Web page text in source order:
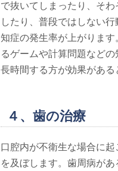
で抜いてしまったり、そ
したり、普段ではしない
知症の発生率が上がりま
るゲームや計算問題など
長時間する方が効果がある
４、歯の治療
口腔内が不衛生な場合に
を及ぼします。歯周病が